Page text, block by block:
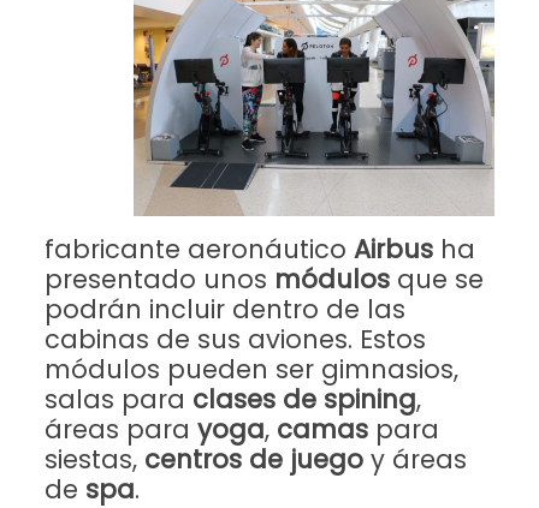
fabricante aeronáutico Airbusha
presentado unos módulosque se
podrán incluir dentro de las
cabinas de sus aviones. Estos
módulos pueden ser gimnasios,
salas para clases de spining,
áreas para yoga, camaspara
siestas,centros de juegoy áreas
de spa.